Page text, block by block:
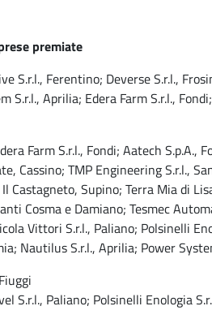
premiate
S.r.l., Ferentino; Deverse S.r.l.,
Aprilia; Edera Farm S.r.l.,
Farm S.r.l., Fondi; Aatech S.p.A.,
Cassino; TMP Engineering S.r.l.,
Castagneto, Supino; Terra Mia di
Cosma e Damiano; Tesmec
Vittori S.r.l., Paliano; Polsinelli
Nautilus S.r.l., Aprilia; Power
S.r.l., Paliano; Polsinelli Enologia